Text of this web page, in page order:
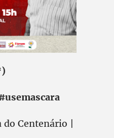
Centenário |